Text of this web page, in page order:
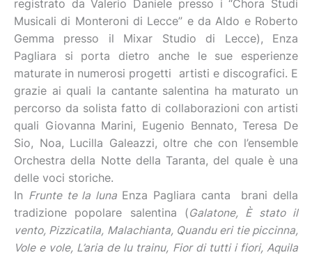
registrato da Valerio Daniele presso i “Chora Studi
Musicali di Monteroni di Lecce” e da Aldo e Roberto
Gemma presso il Mixar Studio di Lecce), Enza
Pagliara si porta dietro anche le sue esperienze
maturate in numerosi progetti artisti e discografici. E
grazie ai quali la cantante salentina ha maturato un
percorso da solista fatto di collaborazioni con artisti
quali Giovanna Marini, Eugenio Bennato, Teresa De
Sio, Noa, Lucilla Galeazzi, oltre che con l’ensemble
Orchestra della Notte della Taranta, del quale è una
delle voci storiche.
In Frunte te la luna Enza Pagliara canta brani della
tradizione popolare salentina (Galatone, È stato il
vento, Pizzicatila, Malachianta, Quandu eri tie piccinna,
Vole e vole, L’aria de lu trainu, Fior di tutti i fiori, Aquila